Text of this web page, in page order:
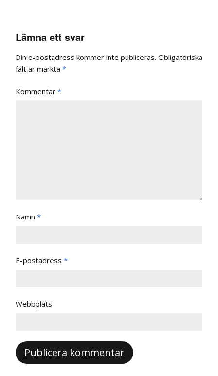
Lämna ett svar
Din e-postadress kommer inte publiceras. Obligatoriska
fält är märkta *
Kommentar *
Namn *
E-postadress *
Webbplats